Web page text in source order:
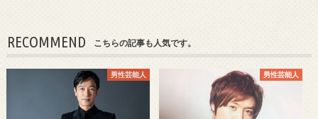
RECOMMEND こちらの記事も人気です。
男性芸能人 男性芸能人